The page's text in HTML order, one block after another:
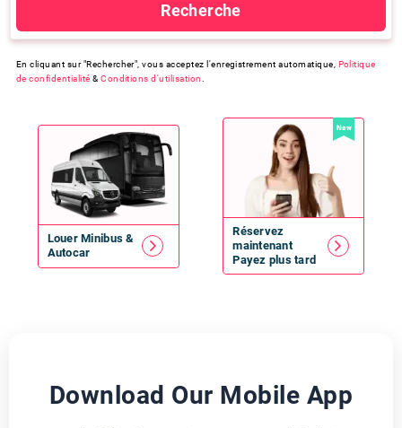
Recherche
En cliquant sur "Rechercher", vous acceptez l'enregistrement automatique, Politique
de confidentialité &Conditions d'utilisation
Louer Minibus &
Autocar
New
Réservez
maintenant
Payez plus tard
Download Our Mobile App